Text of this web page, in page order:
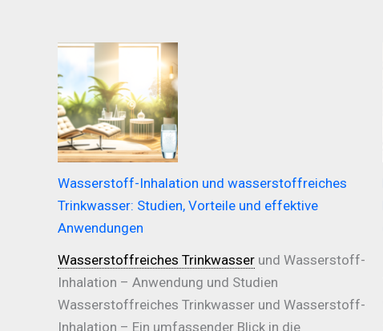
Wasserstoff-Inhalation und wasserstoffreiches
Trinkwasser: Studien, Vorteile und effektive
Anwendungen
Wasserstoffreiches Trinkwasser und Wasserstoff-
Inhalation – Anwendung und Studien
Wasserstoffreiches Trinkwasser und Wasserstoff-
Inhalation – Ein umfassender Blick in die